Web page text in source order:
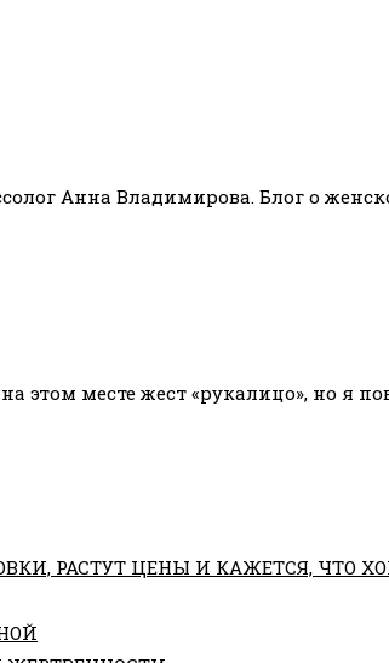
Анна Владимирова. Блог о
этом месте жест «рукалицо», но я
РАСТУТ ЦЕНЫ И КАЖЕТСЯ, ЧТО